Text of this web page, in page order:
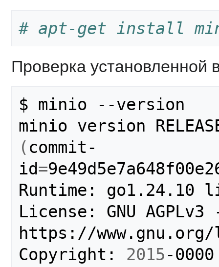
# apt-get install
Проверка установленной
$ minio --version
( commit-
id=
Runtime: go1.24.10
License: GNU AGPLv3
https://
Copyright: 2015